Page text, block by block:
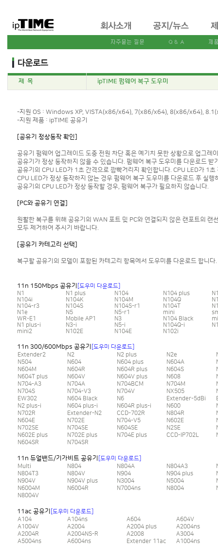
제 목 ipTIME 펌웨어 복구 도우미
-지원 OS : Windows XP, VISTA(x86/x64), 7(x86/x64), 8(x86/x64),
-지원 제품 : ipTIME 공유기
[공유기 정상동작 확인]
공유기 펌웨어 업그레이드 도중 전원 차단 혹은 예기치 못한 상황으로 업그레
공유기가 정상 동작하지 않을 수 있습니다. 펌웨어 복구 도우미를 다운로드 받
공유기의 CPU LED가 1초 간격으로 깜빡거리지 확인합니다. CPU LED가 1
CPU LED가 정상 동작하지 않는 경우 펌웨어 복구 도우미를 다운로드 후 실행
공유기의 CPU LED가 정상 동작할 경우, 펌웨어 복구가 필요하지 않습니다.
[PC와 공유기 연결]
원활한 복구를 위해 공유기의 WAN 포트 및 PC와 연결되지 않은 랜포트의 랜
모두 제거하여 주시기 바랍니다.
[공유기 카테고리 선택]
복구할 공유기의 모델이 포함된 카테고리 항목에서 도우미를 다운로드 합니다.
11n 150Mbps 공유기
[도우미 다운로드]
N1
N1 plus N104 N104 plus
N104i
N104K N104M N104Q
N104-r3
N104S N104S-r1 N104T
N1e
N5 N5-r1 mini
WR-E1
Mobile AP1 N3 N104 Black
N1 plus-i
N3-i N5-i N104Q-i
mini2
N102E N104E N102i
11n 300/600Mbps 공유기
[도우미 다운로드]
Extender2
N2 N2 plus N2e
N504
N604 N604 plus N604A
N604M
N604R N604R plus N604S
N604T plus
N604V N604V plus N608
N704-A3
N704A N704BCM N704M
N704S
N704-V3 N704V NX505
EW302
N604 Black N6 Extender-5dBi
N2 plus-i
N604 plus-i N604R plus-i N600
N702R
Extender-N2 CCD-702R N804R
N604E
N702E N704-V5 N602E
N702SE
N704SE N604SE N2SE
N602E plus
N702E plus N704E plus CCD-IP702L
N604SR
N704SR
11n 듀얼밴드/기가비트 공유기
[도우미 다운로드]
Multi
N804 N804A N804A3
N804T3
N804V N904 N904 plus
N904V
N904V plus N3004 N5004
N6004M
N6004R N7004ns N8004
N8004V
11ac 공유기
[도우미 다운로드]
A104
A104ns A604
A604V
A1004V
A2004 A2004 plus
A2004ns
A2004R
A2004NS-R A2008
A3004
A5004ns
A6004ns Extender 11ac
A1004ns